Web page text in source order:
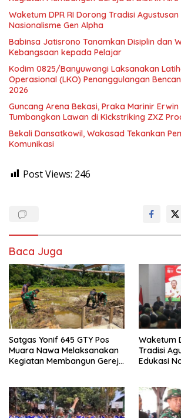
Waketum DPR RI Dorong Tradisi
Nasionalisme Gen Alpha
Babinsa Jatisrono Tanamkan Disiplin dan
Kebangsaan kepada Pelajar
Kodim 0825/Banyuwangi Laksanakan
Operasional (LKO) Penanggulangan
2026
Guncang Arena Bekasi, Praka Marinir
Tumbangkan Lawan di Kickstriking ZXZ
Bekali Dansatkowil, Wakasad Tekankan
Komunikasi
Post Views: 246
Baca Juga
Satgas Yonif 645 GTY Pos
Muara Nawa Melaksanakan
Kegiatan Membangun Gereja
Waketum
Tradisi
Edukasi